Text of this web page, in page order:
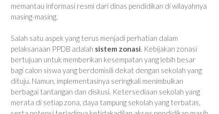
memantau informasi resmi dari dinas pendidikan di wilayahnya
masing-masing.
Salah satu aspek yang terus menjadi perhatian dalam
pelaksanaan PPDB adalah sistem zonasi. Kebijakan zonasi
bertujuan untuk memberikan kesempatan yang lebih besar
bagi calon siswa yang berdomisili dekat dengan sekolah yang
dituju. Namun, implementasinya seringkali menimbulkan
berbagai tantangan dan diskusi. Ketersediaan sekolah yang
merata di setiap zona, daya tampung sekolah yang terbatas,